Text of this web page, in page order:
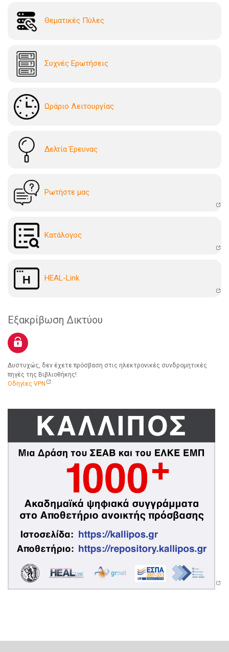
Θεματικές Πύλες
Συχνές Ερωτήσεις
Ωράριο Λειτουργίας
Δελτία Έρευνας
Ρωτήστε μας
Kατάλογoς
HEAL-Link
Εξακρίβωση Δικτύου
Δυστυχώς, δεν έχετε πρόσβαση στις ηλεκτρονικές συνδρομητικές
πηγές της Βιβλιοθήκης!
Οδηγίες VPN